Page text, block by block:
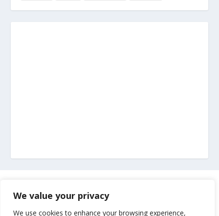
We value your privacy
We use cookies to enhance your browsing experience,
Impressum